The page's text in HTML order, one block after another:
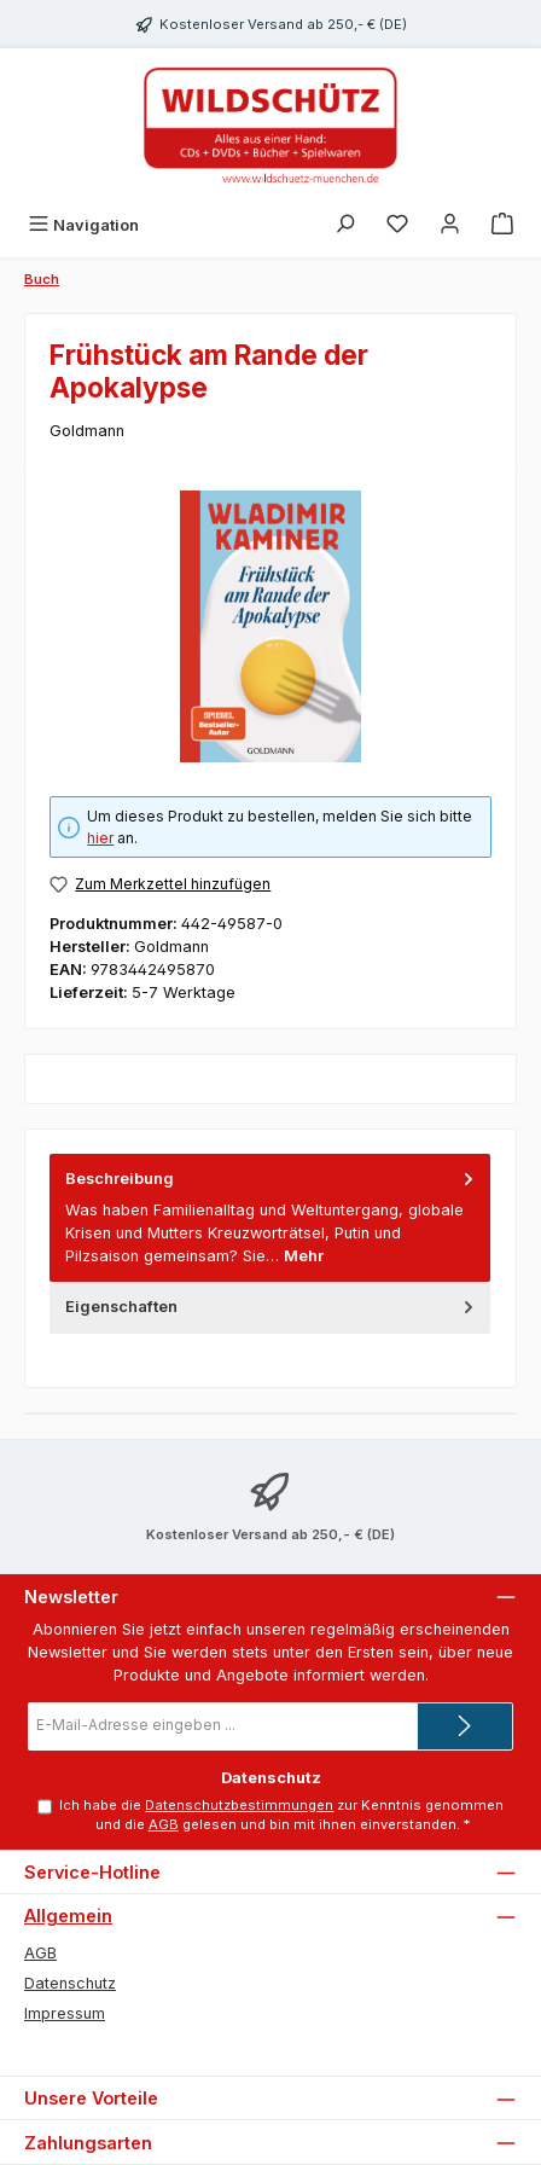
Kostenloser Versand ab 250,- € (DE)
Navigation Du hast 0
Buch
Frühstück am Rande der
Apokalypse
Goldmann
Bildergalerie überspringen
Um dieses Produkt zu bestellen, melden Sie sich bitte
hieran.
Zum Merkzettel hinzufügen
Produktnummer: 442-49587-0
Hersteller: Goldmann
EAN: 9783442495870
Lieferzeit: 5-7 Werktage
Beschreibung
Was haben Familienalltag und Weltuntergang, globale
Krisen und Mutters Kreuzworträtsel, Putin und
Pilzsaison gemeinsam? Sie… Mehr
Eigenschaften
Kostenloser Versand ab 250,- € (DE)
Newsletter
Abonnieren Sie jetzt einfach unseren regelmäßig erscheinenden
Newsletter und Sie werden stets unter den Ersten sein, über neue
Produkte und Angebote informiert werden.
Mail-
Datenschutz
Ich habe die Datenschutzbestimmungen zur Kenntnis genommen
und die AGB gelesen und bin mit ihnen einverstanden. *
Service-Hotline
Allgemein
AGB
Datenschutz
Impressum
Unsere Vorteile
Zahlungsarten